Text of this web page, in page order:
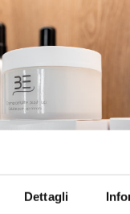
Dettagli